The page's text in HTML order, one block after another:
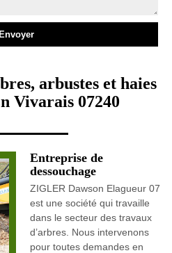
arbustes et haies
Vivarais 07240
Entreprise de
dessouchage
ZIGLER Dawson Elagueur 07
est une société qui travaille
dans le secteur des travaux
d’arbres. Nous intervenons
pour toutes demandes en